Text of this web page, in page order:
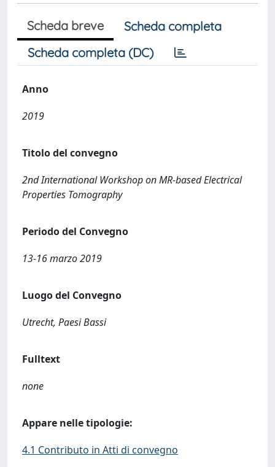
Scheda breve
Scheda completa
Scheda completa (DC)
Anno
2019
Titolo del convegno
2nd International Workshop on MR-based Electrical
Properties Tomography
Periodo del Convegno
13-16 marzo 2019
Luogo del Convegno
Utrecht, Paesi Bassi
Fulltext
none
Appare nelle tipologie:
4.1 Contributo in Atti di convegno